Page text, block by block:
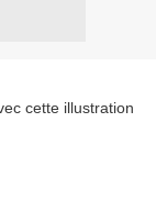
cette illustration